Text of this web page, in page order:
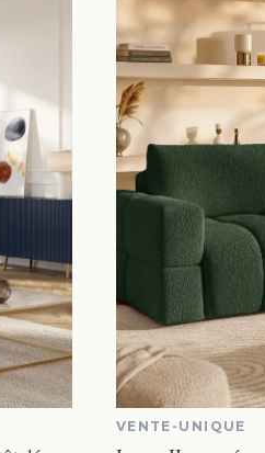
VENTE-UNIQUE